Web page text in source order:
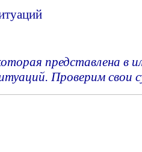
представлена в
Проверим свои